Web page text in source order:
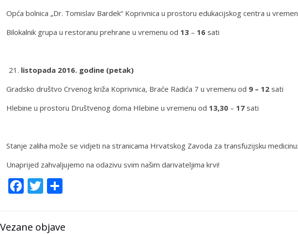
Opća bolnica „Dr. Tomislav Bardek“ Koprivnica u prostoru edukacijskog centra u
Bilokalnik grupa u restoranu prehrane u vremenu od 13 – 16 sati
listopada 2016. godine (petak)
Gradsko društvo Crvenog križa Koprivnica, Braće Radića 7 u vremenu od 9 – 12 sati
Hlebine u prostoru Društvenog doma Hlebine u vremenu od 13,30 – 17 sati
Stanje zaliha može se vidjeti na stranicama Hrvatskog Zavoda za transfuzijsku
Unaprijed zahvaljujemo na odazivu svim našim darivateljima krvi!
Facebook
Twitter
Vezane objave